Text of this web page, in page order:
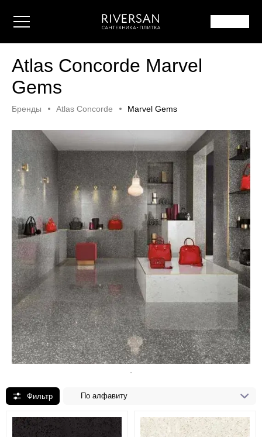
Atlas Concorde Marvel
Gems
Бренды Atlas Concorde Marvel Gems
По алфавиту